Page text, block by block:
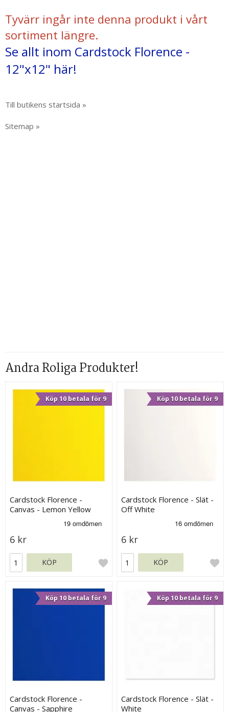
Tyvärr ingår inte denna produkt i vårt
sortiment längre.
Se allt inom Cardstock Florence -
12"x12" här!
Till butikens startsida »
Sitemap »
Andra Roliga Produkter!
Köp 10 betala för 9
Cardstock Florence -
Canvas - Lemon Yellow
6 kr
KÖP
Köp 10 betala för 9
Cardstock Florence - Slät -
Off White
6 kr
KÖP
Köp 10 betala för 9
Cardstock Florence -
Canvas - Sapphire
Köp 10 betala för 9
Cardstock Florence - Slät -
White